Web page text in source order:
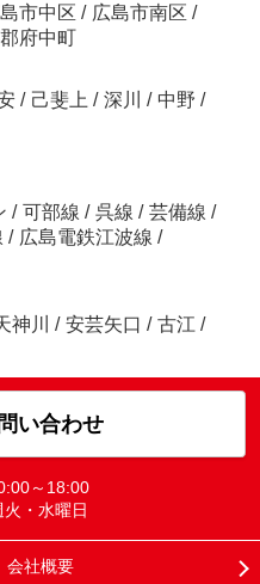
市中区 / 広島市南区 /
府中町
/ 己斐上 / 深川 / 中野 /
/ 可部線 / 呉線 / 芸備線 /
/ 広島電鉄江波線 /
神川 / 安芸矢口 / 古江 /
い合わせ
～18:00
火・水曜日
会社概要